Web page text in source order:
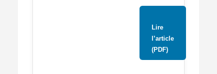
Lire
l’article
(PDF)